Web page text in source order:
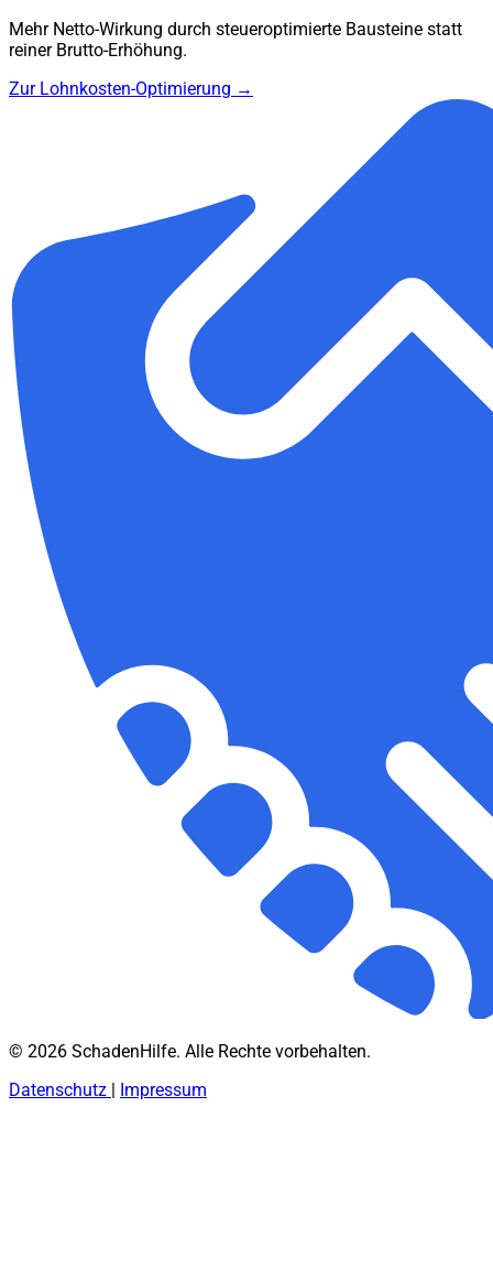
Mehr Netto-Wirkung durch steueroptimierte Bausteine statt
reiner Brutto-Erhöhung.
Zur Lohnkosten-Optimierung →
© 2026 SchadenHilfe. Alle Rechte vorbehalten.
Datenschutz | Impressum